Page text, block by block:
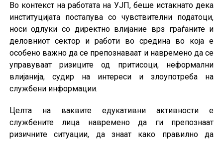
Во контекст на работата на УЈП, беше истакнато дека
институцијата постапува со чувствителни податоци,
носи одлуки со директно влијание врз граѓаните и
деловниот сектор и работи во средина во која е
особено важно да се препознаваат и навремено да се
управуваат ризиците од притисоци, неформални
влијанија, судир на интереси и злоупотреба на
службени информации.
Целта на ваквите едукативни активности е
службените лица навремено да ги препознаат
ризичните ситуации, да знаат како правилно да